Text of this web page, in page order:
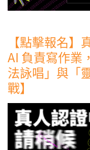
【點擊報名
AI 負責寫作業
法詠唱」與「
戰】